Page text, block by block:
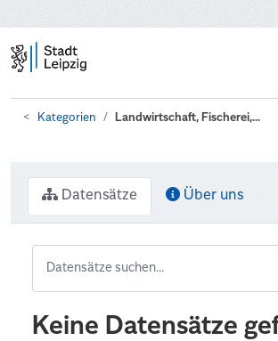
Kategorien Landwirtschaft, Fischerei,...
Datensätze Über uns
Keine Datensätze